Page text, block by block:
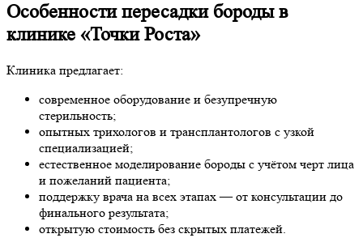
Особенности пересадки бороды в
клинике «Точки Роста»
Клиника предлагает:
современное оборудование и безупречную
стерильность;
опытных трихологов и трансплантологов с узкой
специализацией;
естественное моделирование бороды с учётом черт лица
и пожеланий пациента;
поддержку врача на всех этапах — от консультации до
финального результата;
открытую стоимость без скрытых платежей.